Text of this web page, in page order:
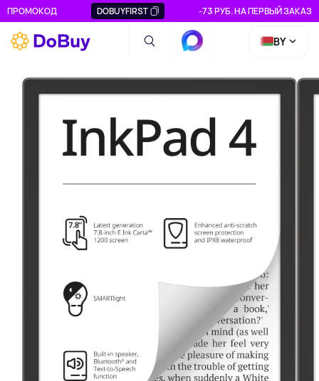
ПРОМОКОД DOBUYFIRST -73 РУБ. НА ПЕРВЫЙ ЗАКАЗ
BY